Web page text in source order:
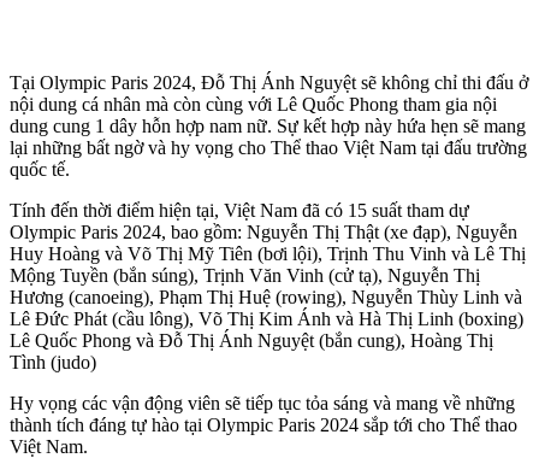
Tại Olympic Paris 2024, Đỗ Thị Ánh Nguyệt sẽ không chỉ thi đấu ở
nội dung cá nhân mà còn cùng với Lê Quốc Phong tham gia nội
dung cung 1 dây hỗn hợp nam nữ. Sự kết hợp này hứa hẹn sẽ mang
lại những bất ngờ và hy vọng cho Thể thao Việt Nam tại đấu trường
quốc tế.
Tính đến thời điểm hiện tại, Việt Nam đã có 15 suất tham dự
Olympic Paris 2024, bao gồm: Nguyễn Thị Thật (xe đạp), Nguyễn
Huy Hoàng và Võ Thị Mỹ Tiên (bơi lội), Trịnh Thu Vinh và Lê Thị
Mộng Tuyền (bắn súng), Trịnh Văn Vinh (cử tạ), Nguyễn Thị
Hương (canoeing), Phạm Thị Huệ (rowing), Nguyễn Thùy Linh và
Lê Đức Phát (cầu lông), Võ Thị Kim Ánh và Hà Thị Linh (boxing)
Lê Quốc Phong và Đỗ Thị Ánh Nguyệt (bắn cung), Hoàng Thị
Tình (judo)
Hy vọng các vận động viên sẽ tiếp tục tỏa sáng và mang về những
thành tích đáng tự hào tại Olympic Paris 2024 sắp tới cho Thể thao
Việt Nam.